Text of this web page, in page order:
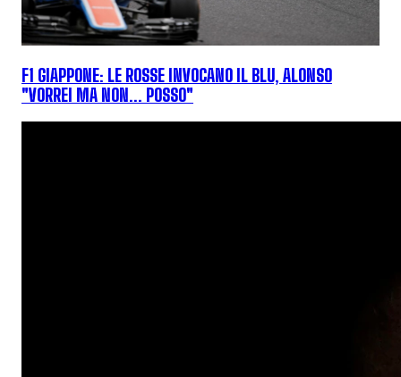
F1 GIAPPONE: LE ROSSE INVOCANO IL BLU, ALONSO
"VORREI MA NON... POSSO"